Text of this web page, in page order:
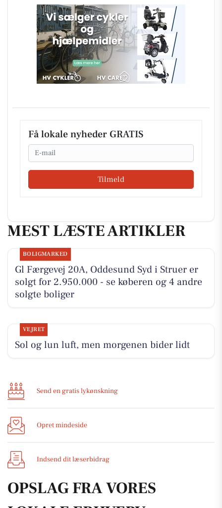
Få lokale nyheder GRATIS
Email
Tilmeld
MEST LÆSTE ARTIKLER
BOLIGMARKED
Gl Færgevej 20A, Oddesund Syd i Struer er
solgt for 2.950.000 - se køberen og 4 andre
solgte boliger
VEJRET
Sol og lun luft, men morgenen bider lidt
Send en gratis lykønskning
Opret mindeside
Indsend dit læserbidrag
OPSLAG FRA VORES